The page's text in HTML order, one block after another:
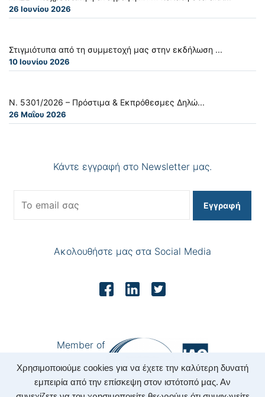
Χρησιμοποιούμε cookies για να έχετε την καλύτερη δυνατή
εμπειρία από την επίσκεψη στον ιστότοπό μας. Αν
26 Ιουνίου 2026
Στιγμιότυπα από τη συμμετοχή μας στην εκδήλωση ...
10 Ιουνίου 2026
Ν. 5301/2026 – Πρόστιμα & Εκπρόθεσμες Δηλώ...
26 Μαΐου 2026
Κάντε εγγραφή στο Newsletter μας.
Εγγραφή
Ακολουθήστε μας στα Social Media
Member of